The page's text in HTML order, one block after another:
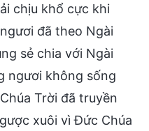
chịu khổ cực khi
đã theo Ngài
sẻ chia với Ngài
ngươi không sống
Trời đã truyền
xuôi vì Đức Chúa